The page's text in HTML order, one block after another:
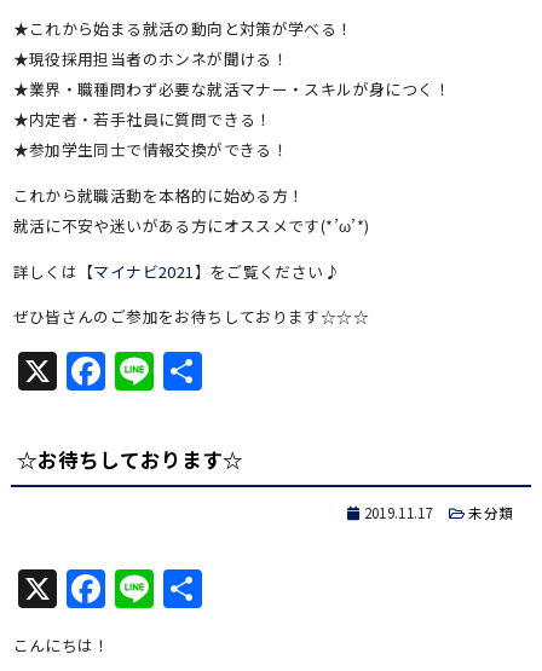
★これから始まる就活の動向と対策が学べる！
★現役採用担当者のホンネが聞ける！
★業界・職種問わず必要な就活マナー・スキルが身につく！
★内定者・若手社員に質問できる！
★参加学生同士で情報交換ができる！
これから就職活動を本格的に始める方！
就活に不安や迷いがある方にオススメです(*’ω’*)
詳しくは【マイナビ2021 】をご覧ください♪
ぜひ皆さんのご参加をお待ちしております☆☆☆
X Facebook
Line共
☆お待ちしております☆
2019.11.17 未分類
X Facebook
Line共
こんにちは！